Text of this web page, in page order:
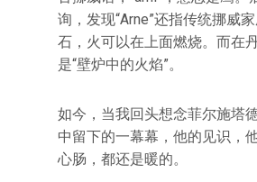
询，发现“Arne”还指传统挪威
石，火可以在上面燃烧。而在
是“壁炉中的火焰”。
如今，当我回头想念菲尔施塔
中留下的一幕幕，他的见识，
心肠，都还是暖的。